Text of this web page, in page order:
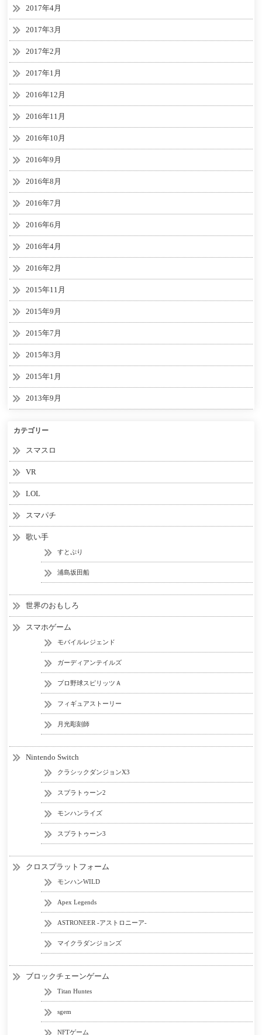
2017年4月
2017年3月
2017年2月
2017年1月
2016年12月
2016年11月
2016年10月
2016年9月
2016年8月
2016年7月
2016年6月
2016年4月
2016年2月
2015年11月
2015年9月
2015年7月
2015年3月
2015年1月
2013年9月
カテゴリー
スマスロ
VR
LOL
スマパチ
歌い手
すとぷり
浦島坂田船
世界のおもしろ
スマホゲーム
モバイルレジェンド
ガーディアンテイルズ
プロ野球スピリッツＡ
フィギュアストーリー
月光彫刻師
Nintendo Switch
クラシックダンジョンX3
スプラトゥーン2
モンハンライズ
スプラトゥーン3
クロスプラットフォーム
モンハンWILD
Apex Legends
ASTRONEER -アストロニーア-
マイクラダンジョンズ
ブロックチェーンゲーム
Titan Huntes
sgem
NFTゲーム